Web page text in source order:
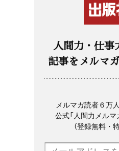
人間力・仕事
記事をメルマ
メルマガ読者６万
公式「人間力メルマ
（登録無料・